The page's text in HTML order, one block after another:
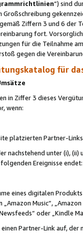
“) sind
Ziffern 3 und 6
fort.
für die Teilnahme
gegen die
für
in Ziffer 3 dieses
wenn:
platzierten Partner-
unter (i),
Ereignisse endet:
eines digitalen
Music“,
oder „Kindle
Partner-Link auf, der